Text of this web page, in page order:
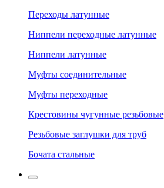
Переходы латунные
Ниппели переходные латунные
Ниппели латунные
Муфты соединительные
Муфты переходные
Крестовины чугунные резьбовые
Резьбовые заглушки для труб
Бочата стальные